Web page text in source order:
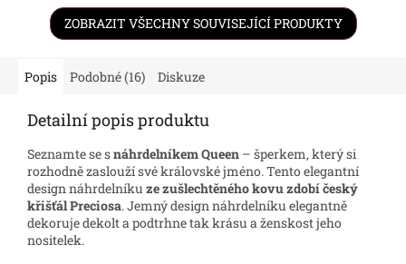
ZOBRAZIT VŠECHNY SOUVISEJÍCÍ PRODUKTY
Popis Podobné (16) Diskuze
Detailní popis produktu
Seznamte se snáhrdelníkem Queen – šperkem, který si
rozhodně zaslouží své královské jméno. Tento elegantní
design náhrdelníku ze zušlechtěného kovu zdobí český
křišťál Preciosa. Jemný design náhrdelníku elegantně
dekoruje dekolt a podtrhne tak krásu a ženskost jeho
nositelek.